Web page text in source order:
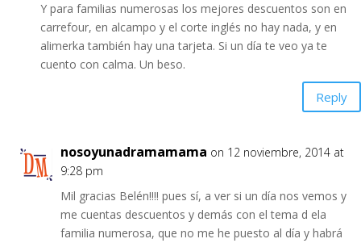
Y para familias numerosas los mejores descuentos son en
carrefour, en alcampo y el corte inglés no hay nada, y en
alimerka también hay una tarjeta. Si un día te veo ya te
cuento con calma. Un beso.
Reply
nosoyunadramamama on 12 noviembre, 2014 at
9:28 pm
Mil gracias Belén!!!! pues sí, a ver si un día nos vemos y
me cuentas descuentos y demás con el tema d ela
familia numerosa, que no me he puesto al día y habrá